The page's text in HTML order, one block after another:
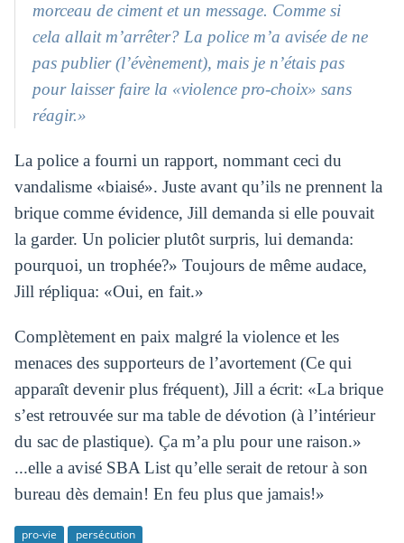
morceau de ciment et un message. Comme si
cela allait m’arrêter? La police m’a avisée de ne
pas publier (l’évènement), mais je n’étais pas
pour laisser faire la «violence pro-choix» sans
réagir.»
La police a fourni un rapport, nommant ceci du
vandalisme «biaisé». Juste avant qu’ils ne prennent la
brique comme évidence, Jill demanda si elle pouvait
la garder. Un policier plutôt surpris, lui demanda:
pourquoi, un trophée?» Toujours de même audace,
Jill répliqua: «Oui, en fait.»
Complètement en paix malgré la violence et les
menaces des supporteurs de l’avortement (Ce qui
apparaît devenir plus fréquent), Jill a écrit: «La brique
s’est retrouvée sur ma table de dévotion (à l’intérieur
du sac de plastique). Ça m’a plu pour une raison.»
...elle a avisé SBA List qu’elle serait de retour à son
bureau dès demain! En feu plus que jamais!»
pro-vie persécution